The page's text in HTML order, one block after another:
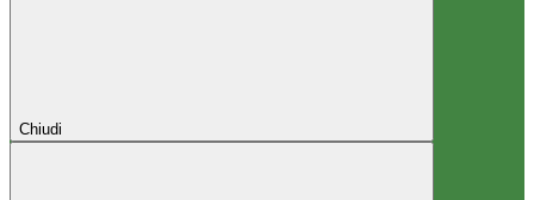
Chiudi